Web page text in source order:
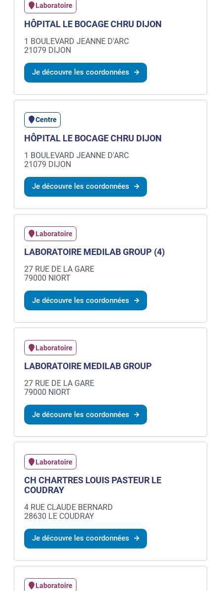
Laboratoire
HÔPITAL LE BOCAGE CHRU DIJON
1 BOULEVARD JEANNE D'ARC
21079 DIJON
Je découvre les coordonnées
Centre
HÔPITAL LE BOCAGE CHRU DIJON
1 BOULEVARD JEANNE D'ARC
21079 DIJON
Je découvre les coordonnées
Laboratoire
LABORATOIRE MEDILAB GROUP (4)
27 RUE DE LA GARE
79000 NIORT
Je découvre les coordonnées
Laboratoire
LABORATOIRE MEDILAB GROUP
27 RUE DE LA GARE
79000 NIORT
Je découvre les coordonnées
Laboratoire
CH CHARTRES LOUIS PASTEUR LE
COUDRAY
4 RUE CLAUDE BERNARD
28630 LE COUDRAY
Je découvre les coordonnées
Laboratoire